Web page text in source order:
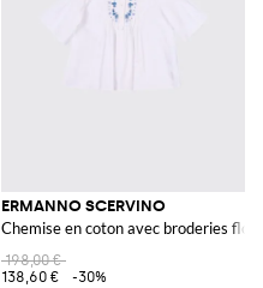
ERMANNO SCERVINO
Chemise en coton avec broderies
198,00 €
138,60 €
-30%